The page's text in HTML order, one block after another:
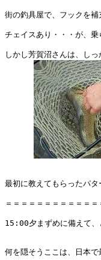
街の釣具屋で、フックを補
チェイスあり・・・が、乗
しかし芳賀沼さんは、し
最初に教えてもらったパ
＝＝＝＝＝＝＝＝＝＝＝
15:00夕まずめに備えて、
何を隠そうここは、日本で